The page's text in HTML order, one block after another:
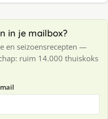
in je mailbox?
en seizoensrecepten —
ruim 14.000 thuiskoks
mail